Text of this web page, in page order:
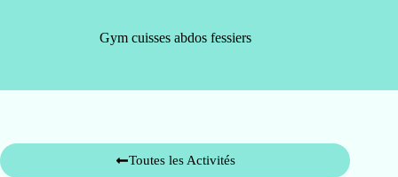
Gym cuisses abdos fessiers
Toutes les Activités